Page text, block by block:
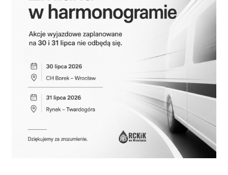
Kontakt